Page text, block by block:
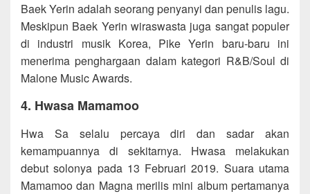
Baek Yerin adalah seorang penyanyi dan penulis lagu.
Meskipun Baek Yerin wiraswasta juga sangat populer
di industri musik Korea, Pike Yerin baru-baru ini
menerima penghargaan dalam kategori R&B/Soul di
Malone Music Awards.
4. Hwasa Mamamoo
Hwa Sa selalu percaya diri dan sadar akan
kemampuannya di sekitarnya. Hwasa melakukan
debut solonya pada 13 Februari 2019. Suara utama
Mamamoo dan Magna merilis mini album pertamanya